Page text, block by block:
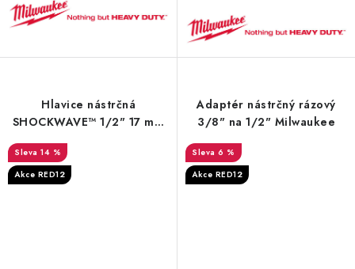
Hlavice nástrčná
SHOCKWAVE™ 1/2" 17 mm
Milwaukee
14 %
Akce RED12
Adaptér nástrčný rázový
3/8" na 1/2" Milwaukee
6 %
Akce RED12